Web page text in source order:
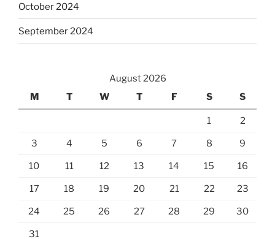
October 2024
September 2024
August 2026
M
T W T F S S
1 2
3 4 5 6 7 8 9
10 11 12 13 14 15 16
17 18 19 20 21 22 23
24 25 26 27 28 29 30
31